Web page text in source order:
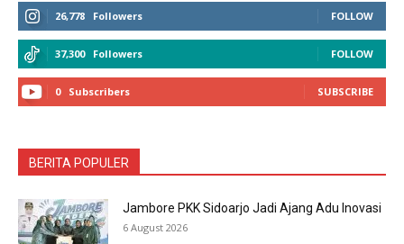
26,778 Followers FOLLOW
37,300 Followers FOLLOW
0 Subscribers SUBSCRIBE
BERITA POPULER
Jambore PKK Sidoarjo Jadi Ajang Adu Inovasi
6 August 2026